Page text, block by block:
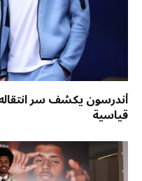
أندرسون يكشف سر
قياسية